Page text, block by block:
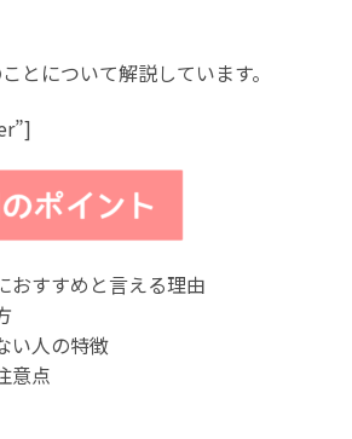
とについて解説しています。
おすすめと言える理由
い人の特徴
意点